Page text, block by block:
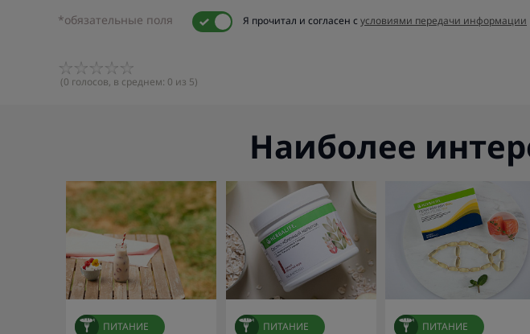
*обязательные поля Я прочитал и согласен сусловиями передачи информации
(0 голосов, в среднем: 0 из 5)
Наиболее
ПИТАНИЕ ПИТАНИЕ ПИТАНИЕ